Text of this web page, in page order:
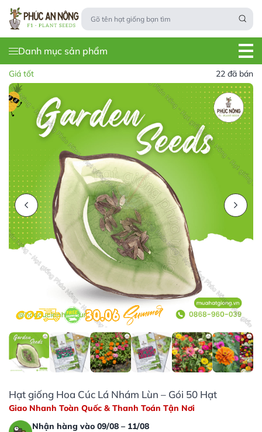
Danh mục sản phẩm
Giá tốt 22 đã bán
Hạt giống Hoa Cúc Lá Nhám Lùn – Gói 50 Hạt
Giao Nhanh Toàn Quốc & Thanh Toán Tận Nơi
Nhận hàng vào 09/08 – 11/08